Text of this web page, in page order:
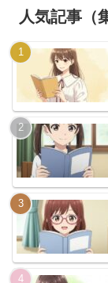
人気記事（